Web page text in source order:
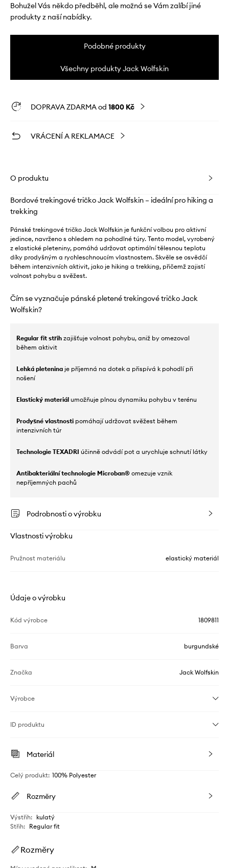
Bohužel Vás někdo předběhl, ale možná se Vám zalíbí jiné
produkty z naší nabídky.
Podobné produkty
Všechny produkty Jack Wolfskin
DOPRAVA ZDARMA od 1800 Kč
VRÁCENÍ A REKLAMACE
O produktu
Bordové trekingové tričko Jack Wolfskin – ideální pro hiking a
trekking
Pánské trekingové tričko Jack Wolfskin je funkční volbou pro aktivní
jedince, navrženo s ohledem na pohodlné túry. Tento model, vyrobený
z elastické pleteniny, pomáhá udržovat optimální tělesnou teplotu
díky prodyšným a rychleschnoucím vlastnostem. Skvěle se osvědčí
během intenzivních aktivit, jako je hiking a trekking, přičemž zajistí
volnost pohybu a svěžest.
Čím se vyznačuje pánské pletené trekingové tričko Jack
Wolfskin?
Regular fit střih zajišťuje volnost pohybu, aniž by omezoval
během aktivit
Lehká pletenina je příjemná na dotek a přispívá k pohodlí při
nošení
Elastický materiál umožňuje plnou dynamiku pohybu v terénu
Prodyšné vlastnosti pomáhají udržovat svěžest během
intenzivních túr
Technologie TEXADRI účinně odvádí pot a urychluje schnutí látky
Antibakteriální technologie Microban® omezuje vznik
nepříjemných pachů
Podrobnosti o výrobku
Vlastnosti výrobku
Pružnost materiálu elastický materiál
Údaje o výrobku
Kód výrobce 1809811
Barva burgundské
Značka Jack Wolfskin
Výrobce
ID produktu
Materiál
Celý produkt: 100% Polyester
Rozměry
Výstřih: kulatý
Střih: Regular fit
Rozměry